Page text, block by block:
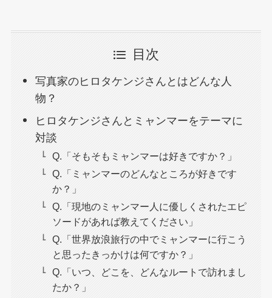
目次
写真家のヒロタケンジさんとはどんな人
物？
ヒロタケンジさんとミャンマーをテーマに
対談
Q.「そもそもミャンマーは好きですか？」
Q.「ミャンマーのどんなところが好きです
か？」
Q.「現地のミャンマー人に優しくされたエピ
ソードがあれば教えてください」
Q.「世界放浪旅行の中でミャンマーに行こう
と思ったきっかけは何ですか？」
Q.「いつ、どこを、どんなルートで訪れまし
たか？」